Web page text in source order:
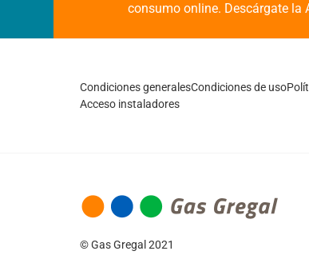
consumo online. Descárgate la
Condiciones generalesCondiciones de uso
Acceso instaladores
© Gas Gregal 2021